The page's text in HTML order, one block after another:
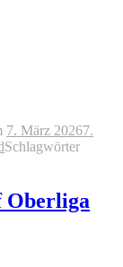
7. März 20267.
Schlagwörter
Oberliga